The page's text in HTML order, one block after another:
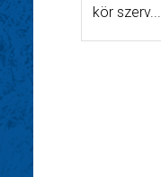
kör szerv...